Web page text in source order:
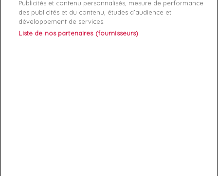
Publicités et contenu personnalisés, mesure de performance
des publicités et du contenu, études d’audience et
développement de services.
Liste de nos partenaires (fournisseurs)